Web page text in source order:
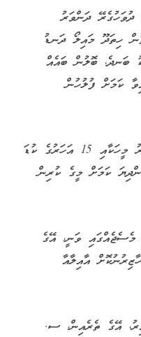
ދަންވަރު
ހިތަދޫ މައިލޯ ދަނޑު
ބަނދެ، ބޮލުން ބައެއް
ކަމަށް ފުލުހުން
އެ މައްސަލައިގައި ކުށުގެ ވެށިން ހަތަރު މީހަކާއި 15 އަހަރުގެ ކުޑަ
ކަމަށް މީގެ ކުރިން
ވަނީ، އޭގެ
ހާޒިރުނުކޮށް އާއިލާއާ
އޭގެ ތެރެއިން، ސ.